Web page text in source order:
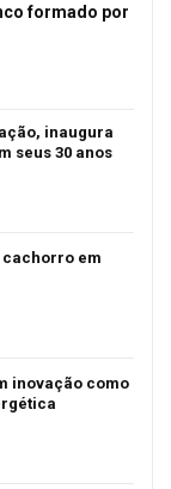
formado por
inaugura
seus 30 anos
em
inovação como